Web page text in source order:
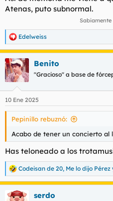
Atenas, puto subnormal.
R
e
a
c
c
i
e
s
Edelweiss
Benito
"Gracioso" a base de
10 Ene 2025
Pepinillo rebuznó:
Acabo de tener un concierto al
Has teloneado a los
R
e
a
c
Codeisan de 20, Me lo dijo Pérez
serdo